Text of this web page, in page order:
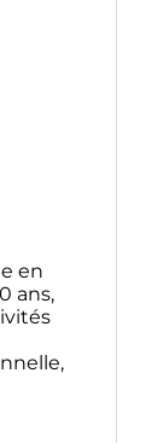
en
ans,